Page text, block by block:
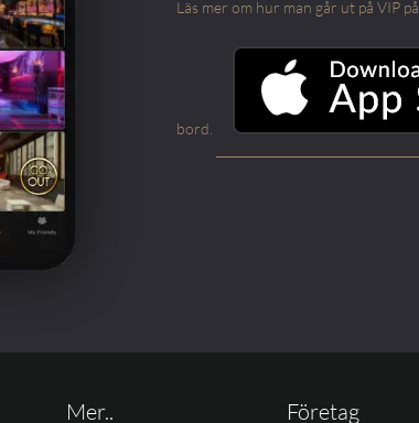
Läs mer om hur man går ut på VIP
bord.
Mer.. Företag